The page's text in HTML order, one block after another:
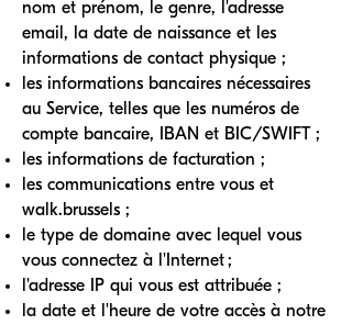
nom et prénom, le genre, l'adresse
email, la date de naissance et les
informations de contact physique ;
les informations bancaires nécessaires
au Service, telles que les numéros de
compte bancaire, IBAN et BIC/SWIFT ;
les informations de facturation ;
les communications entre vous et
walk.brussels ;
le type de domaine avec lequel vous
vous connectez à l'Internet ;
l'adresse IP qui vous est attribuée ;
la date et l'heure de votre accès à notre